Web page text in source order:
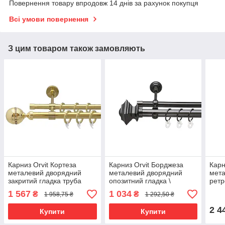
Повернення товару впродовж 14 днів за рахунок покупця
Всі умови повернення
З цим товаром також замовляють
Карниз Orvit Кортеза
металевий дворядний
закритий гладка труба
кільце фасонне металеве
Золото 19\16 мм 240 см
(00-00009340)
1 567 ₴ 1 958,75 ₴
Купити
Карниз Orvit Борджеза
металевий дворядний
опозитний гладка \
металеве Онікс 25\19 мм
160 см (6708152)
1 034₴ 1 292,50 ₴
Купити 2